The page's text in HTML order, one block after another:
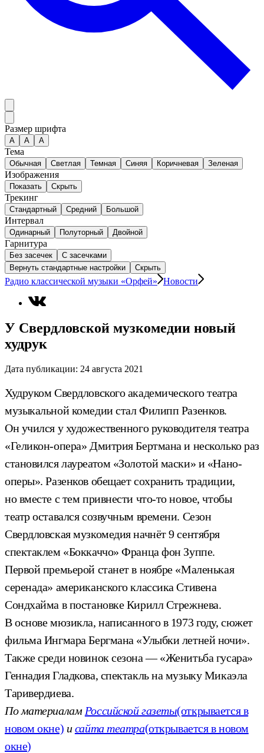
Размер шрифта
А A A
Тема
Обычная Светлая Темная Синяя Коричневая Зеленая
Изображения
Показать Скрыть
Трекинг
Стандартный Средний Большой
Интервал
Одинарный Полуторный Двойной
Гарнитура
Без засечек
С засечками
Вернуть стандартные настройки
Скрыть
Радио классической музыки «Орфей» Новости
У Свердловской музкомедии новый
худрук
Дата публикации: 24 августа 2021
Худруком Свердловского академического театра
музыкальной комедии стал Филипп Разенков.
Он учился у художественного руководителя театра
«Геликон-опера» Дмитрия Бертмана и несколько раз
становился лауреатом «Золотой маски» и «Нано-
оперы». Разенков обещает сохранить традиции,
но вместе с тем привнести что-то новое, чтобы
театр оставался созвучным времени. Сезон
Свердловская музкомедия начнёт 9 сентября
спектаклем «Боккаччо» Франца фон Зуппе.
Первой премьерой станет в ноябре «Маленькая
серенада» американского классика Стивена
Сондхайма в постановке Кирилл Стрежнева.
В основе мюзикла, написанного в 1973 году, сюжет
фильма Ингмара Бергмана «Улыбки летней ночи».
Также среди новинок сезона — «Женитьба гусара»
Геннадия Гладкова, спектакль на музыку Микаэла
Таривердиева.
По материалам Российской газеты(открывается в
новом окне) исайта театра(открывается в новом
окне)